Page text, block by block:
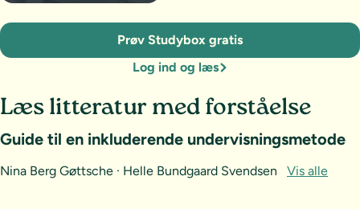
Læs litteratur med forståelse
Guide til en inkluderende undervisningsmetode
Nina Berg Gøttsche · Helle Bundgaard Svendsen Vis alle
Prøv Studybox gratis
Log ind og læs